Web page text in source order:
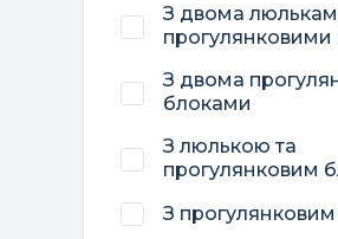
З двома
З двома
блоками
З люлькою та
прогулянковим
З